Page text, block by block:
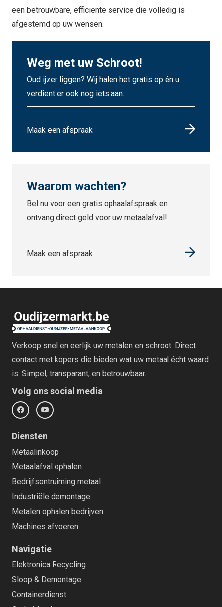
een betrouwbare, efficiënte service die volledig is
afgestemd op uw wensen.
Weg met uw Schroot!
Oud ijzer liggen? Wij halen het gratis op én u
verdient er ook nog iets aan.
Maak een afspraak
Waarom wachten?
Bel nu voor een gratis ophaalafspraak en
ontvang direct geld voor uw metaalafval!
Maak een afspraak
Verkoop snel en eerlijk uw metalen en schroot. Direct
contact met kopers die bieden wat uw metaal écht waard
is. Simpel, transparant, en betrouwbaar.
Volg ons social media
Diensten
Metaalinkoop
Metaalafval ophalen
Bedrijfsontruiming metaal
Industriële demontage
Metalen ophalen bedrijven
Machines afvoeren
Navigatie
Elektronica Recycling
Sloop & Demontage
Containerdienst